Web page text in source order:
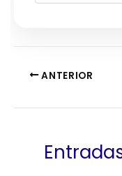
ANTERIOR